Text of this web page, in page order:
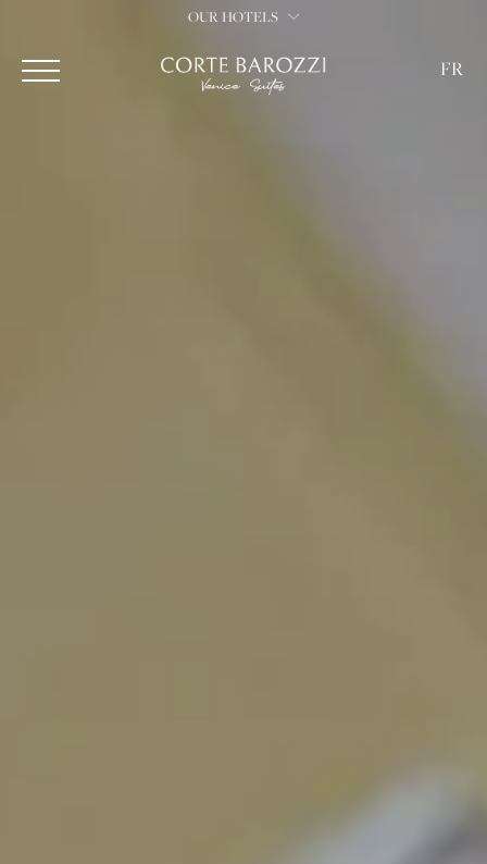
FR
OUR HOTELS